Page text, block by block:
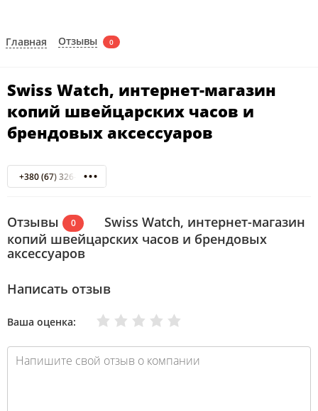
Главная Отзывы 0
Swiss Watch, интернет-магазин
копий швейцарских часов и
брендовых аксессуаров
+380 (67) 326-40-55
Отзывы 0
Swiss Watch, интернет-магазин
копий швейцарских часов и брендовых
аксессуаров
Написать отзыв
Ваша оценка: Отлично
Хорошо
Нормально
Плохо
Очень плохо